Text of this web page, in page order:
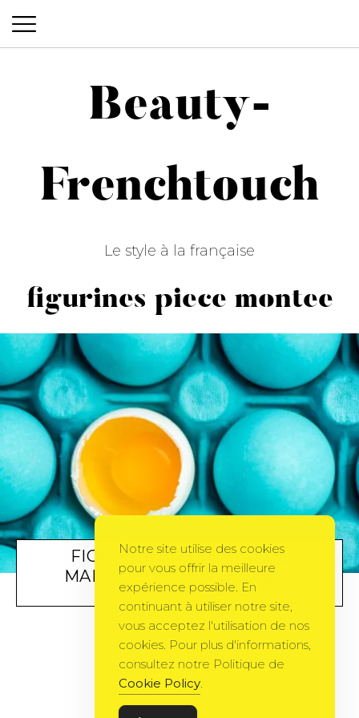
Beauty-Frenchtouch
Beauty-
Frenchtouch
Le style à la française
figurines piece montee
FIGURINE DE GATEAU DE
MARIAGE: INDISPENSABLE
BONHEURBYDELPH66 5 JANVIER 2011
Notre site utilise des cookies
pour vous offrir la meilleure
expérience possible. En
continuant à utiliser notre site,
vous acceptez l'utilisation de nos
cookies. Pour plus d'informations,
consultez notre Politique de
Cookie Policy.